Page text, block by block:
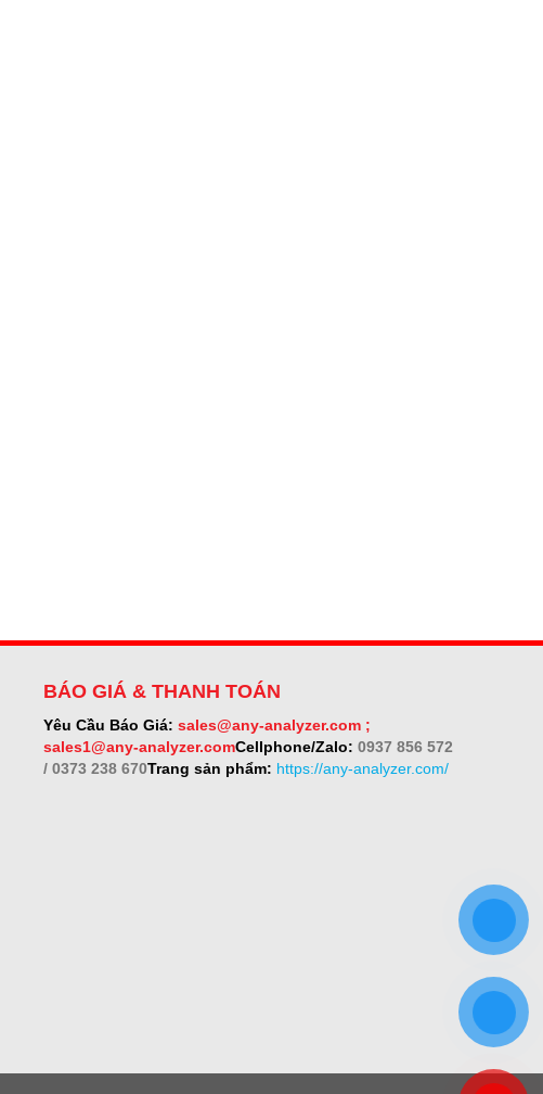
BÁO GIÁ & THANH TOÁN
Yêu Cầu Báo Giá: sales@any-analyzer.com ;
sales1@any-analyzer.comCellphone/Zalo: 0937 856 572
/ 0373 238 670Trang sản phẩm: https://any-analyzer.com/